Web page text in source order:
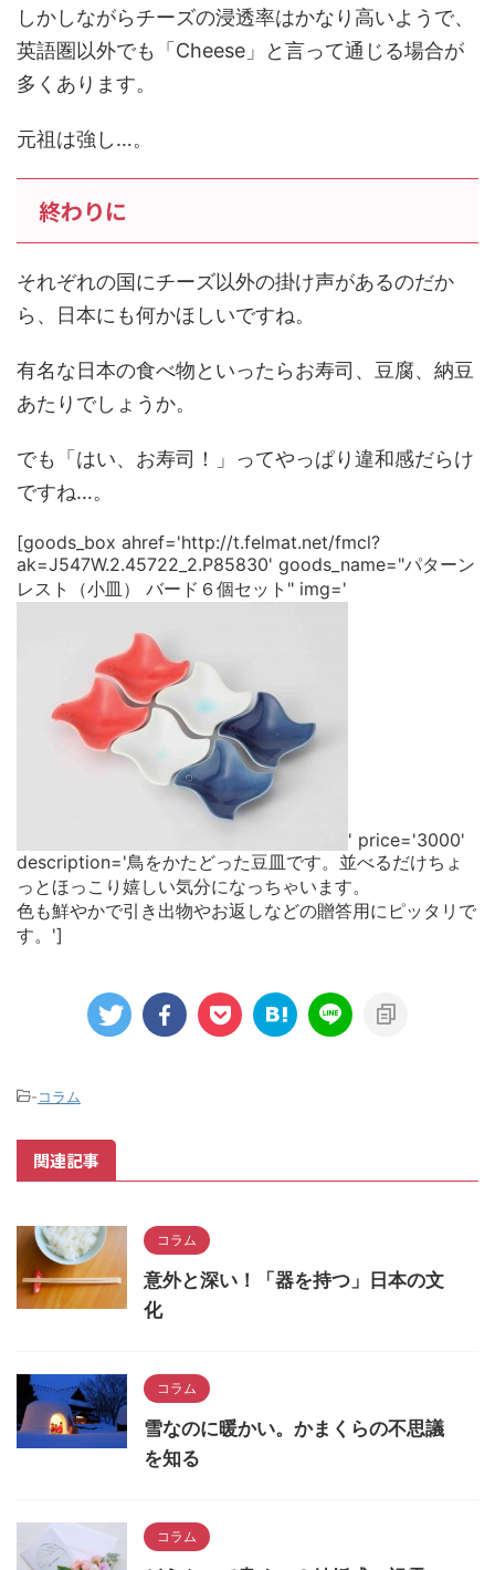
しかしながらチーズの浸透率はかなり高いようで、
英語圏以外でも「Cheese」と言って通じる場合が
多くあります。
元祖は強し…。
終わりに
それぞれの国にチーズ以外の掛け声があるのだか
ら、日本にも何かほしいですね。
有名な日本の食べ物といったらお寿司、豆腐、納豆
あたりでしょうか。
でも「はい、お寿司！」ってやっぱり違和感だらけ
ですね…。
[goods_box ahref='http://t.felmat.net/fmcl?
ak=J547W.2.45722_2.P85830' goods_name="パターン
レスト（小皿） バード６個セット" img='
' price='3000'
description='鳥をかたどった豆皿です。並べるだけちょ
っとほっこり嬉しい気分になっちゃいます。
色も鮮やかで引き出物やお返しなどの贈答用にピッタリで
す。']
-コラム
関連記事
コラム
意外と深い！「器を持つ」日本の文
化
コラム
雪なのに暖かい。かまくらの不思議
を知る
コラム